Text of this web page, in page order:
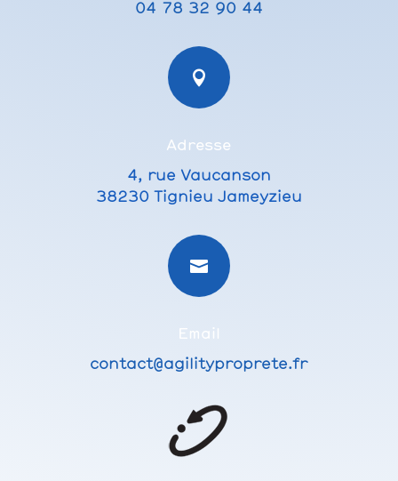
04 78 32 90 44

Adresse
4, rue Vaucanson
38230 Tignieu Jameyzieu

Email
contact@agilityproprete.fr